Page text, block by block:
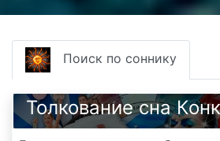
Поиск по соннику
Толкование сна